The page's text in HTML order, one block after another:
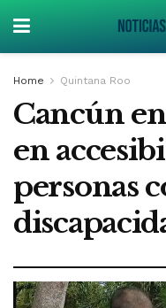
Home Quintana Roo
Cancún
en
personas